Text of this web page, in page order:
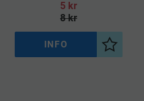
för sin höga kvalitet och
långa livslängd
5 kr
8kr
Lägg
INFO